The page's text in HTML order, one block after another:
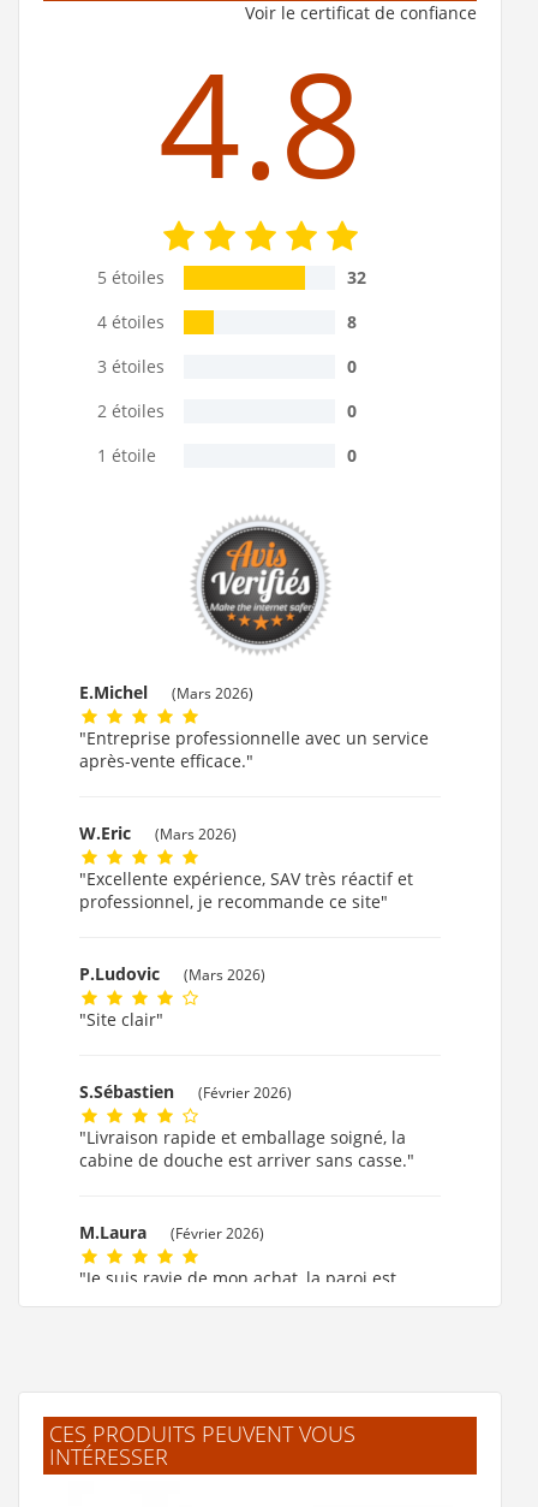
Voir le certificat de confiance
4.8
5 étoiles
32
4 étoiles
8
3 étoiles
0
2 étoiles
0
1 étoile
0
E.Michel (Mars 2026)
"Entreprise professionnelle avec un service
après-vente efficace."
W.Eric (Mars 2026)
"Excellente expérience, SAV très réactif et
professionnel, je recommande ce site"
P.Ludovic (Mars 2026)
"Site clair"
S.Sébastien (Février 2026)
"Livraison rapide et emballage soigné, la
cabine de douche est arriver sans casse."
M.Laura (Février 2026)
"Je suis ravie de mon achat, la paroi est
formidable."
"ok!!!! merci beaucoup."
CES PRODUITS PEUVENT VOUS
INTÉRESSER